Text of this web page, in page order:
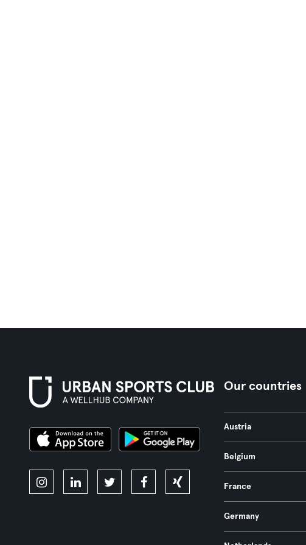
Our countries
Austria
Belgium
France
Germany